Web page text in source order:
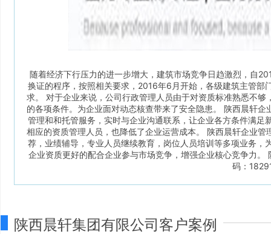
随着经济下行压力的进一步增大，建筑市场竞争日趋激烈，自
换证的程序，按照相关要求，2016年6月开始，各级建筑主管
求。 对于企业来说，公司行政管理人员由于对资质标准熟悉不
的各项条件。为企业面对动态核查带来了安全隐患。 陕西晨轩
管理和和托管服务，实时与企业沟通联系，让企业各方条件满
相应的资质管理人员，也降低了企业运营成本。 陕西晨轩企业
荐，业绩辅导，专业人员继续教育，岗位人员培训等多项业务
企业资质更好的配合企业参与市场竞争，增强企业核心竞争力
码：
陕西晨轩集团有限公司客户案例